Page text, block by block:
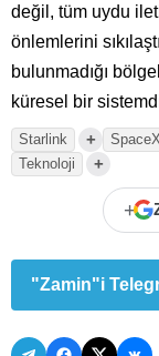
değil, tüm uydu
önlemlerini
bulunmadığı
küresel bir
Starlink + SpaceX
Teknoloji +
+
"Zamin"i